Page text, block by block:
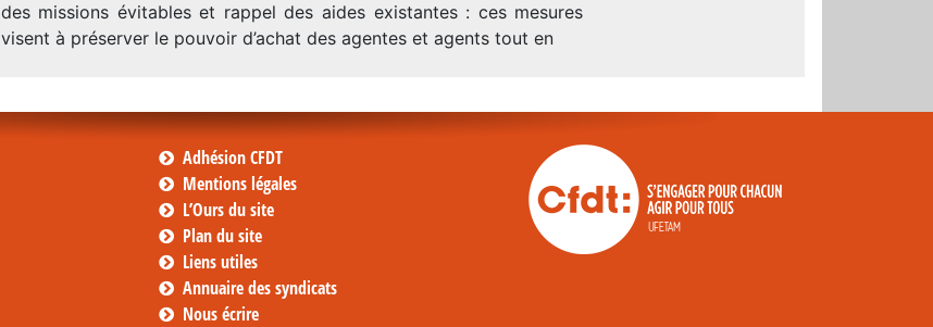
des missions évitables et rappel des aides existantes : ces mesures
visent à préserver le pouvoir d’achat des agentes et agents tout en
Adhésion CFDT
Mentions légales
L’Ours du site
Plan du site
Liens utiles
Annuaire des syndicats
Nous écrire